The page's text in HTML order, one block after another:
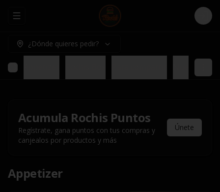
Abrir menu de navegación Login
¿Dónde quieres pedir?
Acumula Rochis Puntos
Regístrate, gana puntos con tus compras y
canjealos por productos y más
Únete
Appetizer